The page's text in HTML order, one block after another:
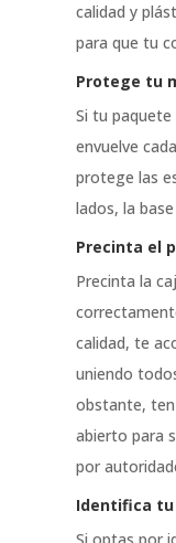
calidad y
para que tu
Protege tu
Si tu
envuelve
protege las
lados, la
Precinta el
Precinta la
calidad, te
uniendo
obstante,
abierto para
por
Identifica